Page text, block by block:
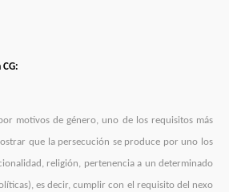
motivos de género, uno de los requisitos más
que la persecución se produce por uno los
religión, pertenencia a un determinado
es decir, cumplir con el requisito del nexo